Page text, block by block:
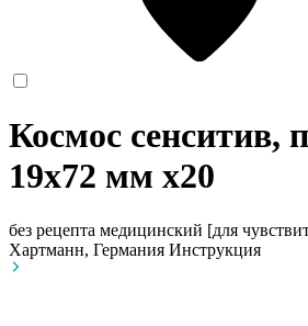
Космос сенситив,
19х72 мм x20
без рецепта медицинский [для
Хартманн, Германия Инструкция